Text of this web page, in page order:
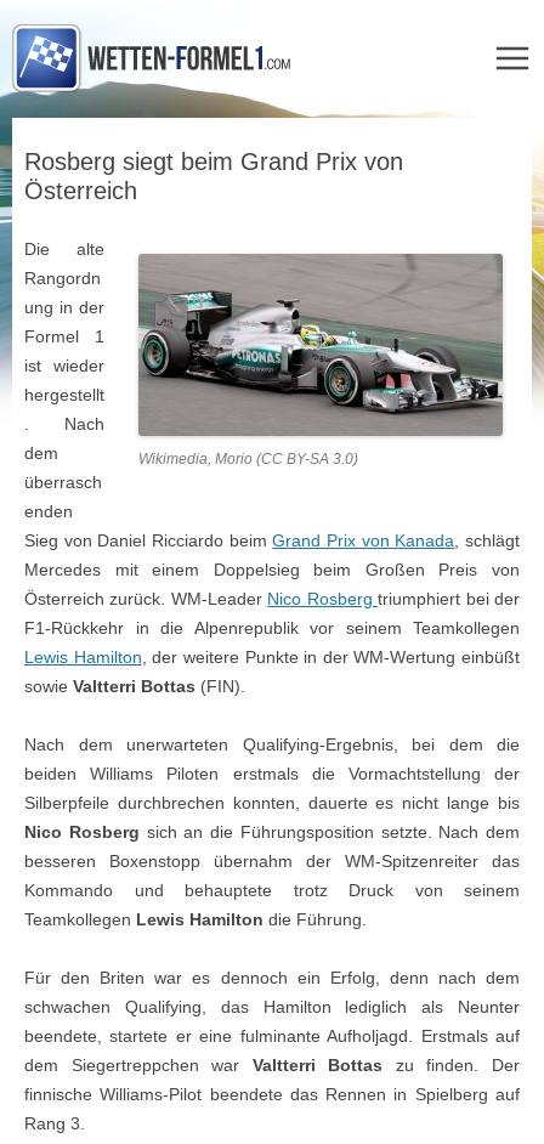
springen
Rosberg siegt beim Grand Prix von
Österreich
Wikimedia, Morio (CC BY-SA 3.0)
Die alte
Rangordn
ung in der
Formel 1
ist wieder
hergestellt
. Nach
dem
überrasch
enden
Sieg von Daniel Ricciardo beimGrand Prix von Kanada , schlägt
Mercedes mit einem Doppelsieg beim Großen Preis von
Österreich zurück. WM-Leader Nico Rosbergtriumphiert bei der
F1-Rückkehr in die Alpenrepublik vor seinem Teamkollegen
Lewis Hamilton , der weitere Punkte in der WM-Wertung einbüßt
sowie Valtterri Bottas (FIN).
Nach dem unerwarteten Qualifying-Ergebnis, bei dem die
beiden Williams Piloten erstmals die Vormachtstellung der
Silberpfeile durchbrechen konnten, dauerte es nicht lange bis
Nico Rosberg sich an die Führungsposition setzte. Nach dem
besseren Boxenstopp übernahm der WM-Spitzenreiter das
Kommando und behauptete trotz Druck von seinem
Teamkollegen Lewis Hamilton die Führung.
Für den Briten war es dennoch ein Erfolg, denn nach dem
schwachen Qualifying, das Hamilton lediglich als Neunter
beendete, startete er eine fulminante Aufholjagd. Erstmals auf
dem Siegertreppchen war Valtterri Bottas zu finden. Der
finnische Williams-Pilot beendete das Rennen in Spielberg auf
Rang 3.